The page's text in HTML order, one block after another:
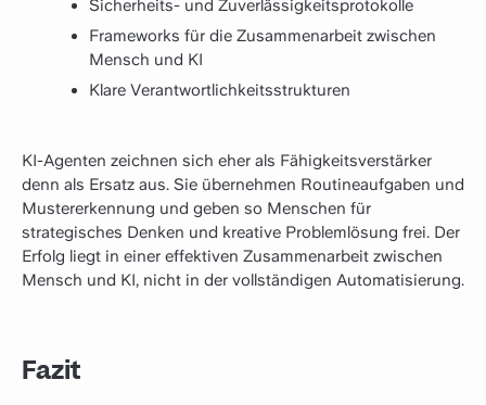
Sicherheits- und Zuverlässigkeitsprotokolle
Frameworks für die Zusammenarbeit zwischen
Mensch und KI
Klare Verantwortlichkeitsstrukturen
KI-Agenten zeichnen sich eher als Fähigkeitsverstärker
denn als Ersatz aus. Sie übernehmen Routineaufgaben und
Mustererkennung und geben so Menschen für
strategisches Denken und kreative Problemlösung frei. Der
Erfolg liegt in einer effektiven Zusammenarbeit zwischen
Mensch und KI, nicht in der vollständigen Automatisierung.
Fazit